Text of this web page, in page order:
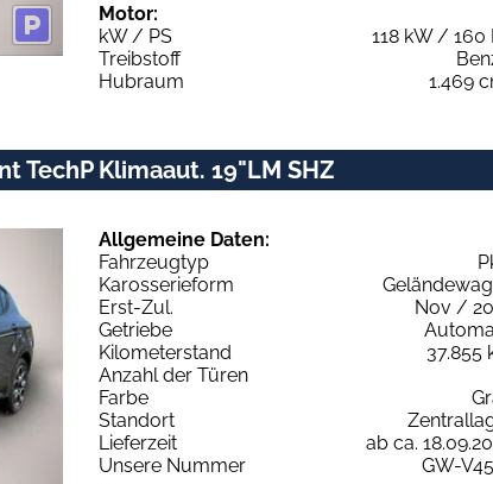
Motor:
kW / PS
118 kW / 160
Treibstoff
Hubraum
1.469
TechP Klimaaut. 19"LM SHZ
Allgemeine Daten:
Fahrzeugtyp
Karosserieform
Erst-Zul.
Nov /
Getriebe
Kilometerstand
37.855
Anzahl der Türen
Farbe
Standort
Lieferzeit
ab ca.
Unsere Nummer
GW-